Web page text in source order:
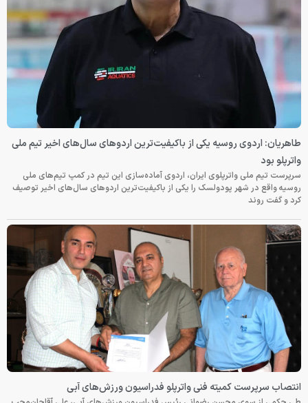
طاهریان: اردوی روسیه یکی از باکیفیت‌ترین اردوهای سال‌های اخیر تیم ملی
واترپلو بود
سرپرست تیم ملی واترپلوی ایران، اردوی آماده‌سازی این تیم در کمپ تیم‌های ملی
روسیه واقع در شهر پودولسک را یکی از باکیفیت‌ترین اردوهای سال‌های اخیر توصیف
کرد و گفت روند
انتصاب سرپرست کمیته فنی واترپلو فدراسیون ورزش‌های آبی